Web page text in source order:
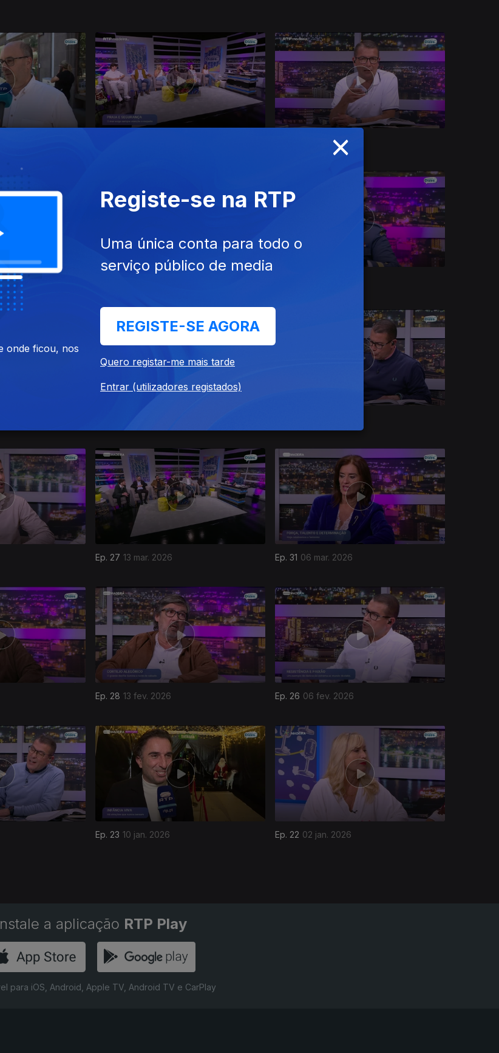
29 mai. 2026
Ep. 27 13 mar. 2026 Ep. 31 06 mar. 2026
Ep. 28 13 fev. 2026 Ep. 26 06 fev. 2026
Ep. 23 10 jan. 2026 Ep. 22 02 jan. 2026
a aplicação RTP Play
para iOS, Android, Apple TV, Android TV e CarPlay
×
onde ficou, nos
Registe-se na RTP
Uma única conta para todo o
serviço público de media
REGISTE-SE AGORA
Quero registar-me mais tarde
Entrar (utilizadores registados)